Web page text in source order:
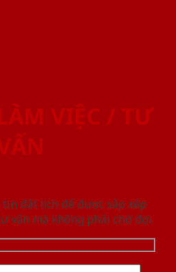
VIỆC / TƯ
đặt lịch để được sắp xếp
vấn mà không phải chờ đợi.